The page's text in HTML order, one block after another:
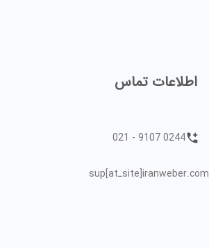
اطلاعات تماس
021 - 9107 0244
sup[atـsite]iranweber.com